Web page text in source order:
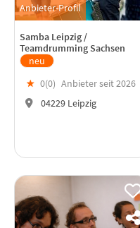
Anbieter-Profil
Samba Leipzig /
Teamdrumming Sachsen
neu
★ 0(0) Anbieter seit 2026
04229 Leipzig